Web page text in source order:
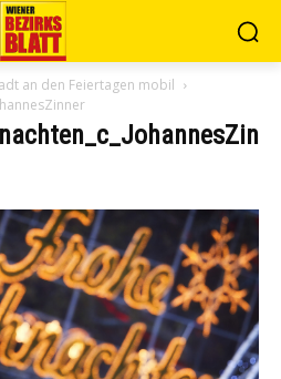
an den Feiertagen mobil